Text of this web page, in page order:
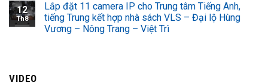
12
Th8
Lắp đặt 11 camera IP cho Trung tâm Tiếng Anh,
tiếng Trung kết hợp nhà sách VLS – Đại lộ Hùng
Vương – Nông Trang – Việt Trì
VIDEO